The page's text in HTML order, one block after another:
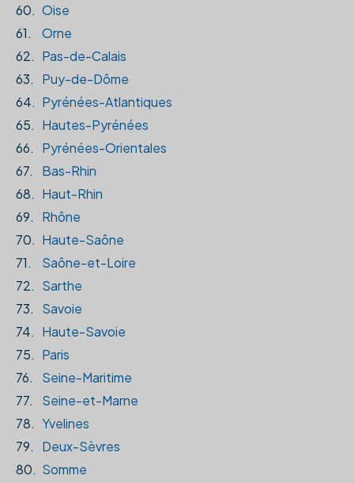
60. Oise
61.
Orne
62. Pas-de-Calais
63.
Puy-de-Dôme
64. Pyrénées-Atlantiques
65. Hautes-Pyrénées
66.
Pyrénées-Orientales
67.
Bas-Rhin
68. Haut-Rhin
69.
Rhône
70. Haute-Saône
71.
Saône-et-Loire
72. Sarthe
73.
Savoie
74. Haute-Savoie
75. Paris
76.
Seine-Maritime
77.
Seine-et-Marne
78. Yvelines
79.
Deux-Sèvres
80. Somme